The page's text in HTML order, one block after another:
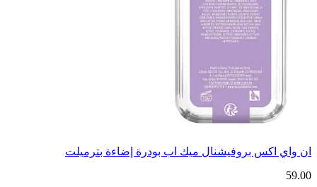
ان واي اكس بروفيشنال ميك اب بودرة إضاءة بترميلت
59.00